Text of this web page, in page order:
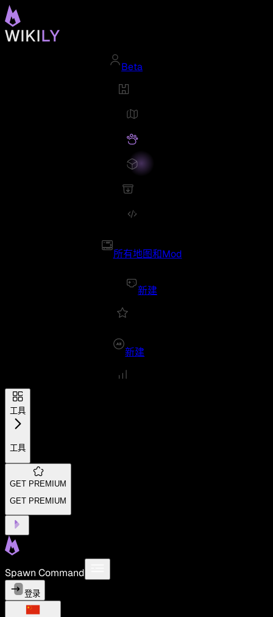
Beta
所有地图和Mod
新建
新建
工具
工具
GET PREMIUM
GET PREMIUM
Spawn Command
登录